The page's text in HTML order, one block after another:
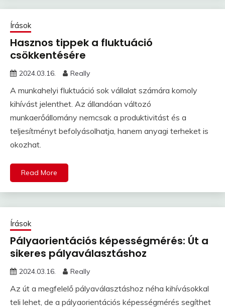
Írások
Hasznos tippek a fluktuáció
csökkentésére
2024.03.16. Really
A munkahelyi fluktuáció sok vállalat számára komoly
kihívást jelenthet. Az állandóan változó
munkaerőállomány nemcsak a produktivitást és a
teljesítményt befolyásolhatja, hanem anyagi terheket is
okozhat.
Read More
Írások
Pályaorientációs képességmérés: Út a
sikeres pályaválasztáshoz
2024.03.16. Really
Az út a megfelelő pályaválasztáshoz néha kihívásokkal
teli lehet, de a pályaorientációs képességmérés segíthet